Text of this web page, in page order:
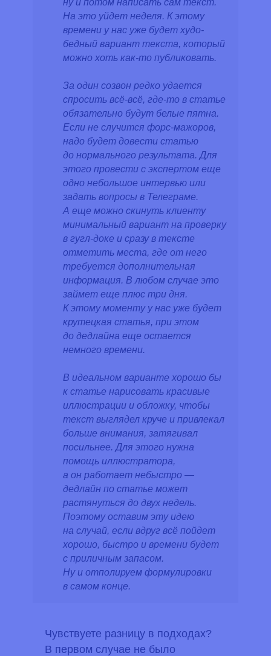
ну и потом написать сам текст.
На это уйдет неделя. К этому
времени у нас уже будет худо-
бедный вариант текста, который
можно хоть как-то публиковать.
За один созвон редко удается
спросить всё-всё, где-то в статье
обязательно будут белые пятна.
Если не случится форс-мажоров,
надо будет довести статью
до нормального результата. Для
этого провести с экспертом еще
одно небольшое интервью или
задать вопросы в Телеграме.
А еще можно скинуть клиенту
минимальный вариант на проверку
в гугл-доке и сразу в тексте
отметить места, где от него
требуется дополнительная
информация. В любом случае это
займет еще плюс три дня.
К этому моменту у нас уже будет
крутецкая статья, при этом
до дедлайна еще остается
немного времени.
В идеальном варианте хорошо бы
к статье нарисовать красивые
иллюстрации и обложку, чтобы
текст выглядел круче и привлекал
больше внимания, затягивал
посильнее. Для этого нужна
помощь иллюстратора,
а он работает небыстро —
дедлайн по статье может
растянуться до двух недель.
Поэтому оставим эту идею
на случай, если вдруг всё пойдет
хорошо, быстро и времени будет
с приличным запасом.
Ну и отполируем формулировки
в самом конце.
Чувствуете разницу в подходах?
В первом случае не было